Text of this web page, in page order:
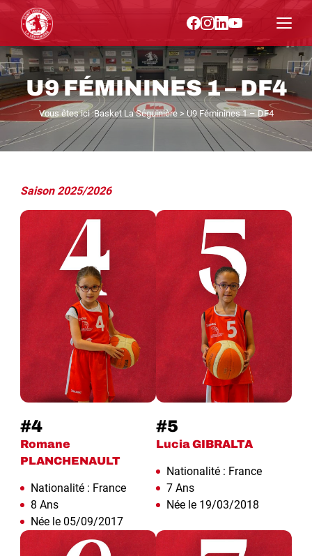
U9 FÉMININES 1 – DF4
Vous êtes ici :Basket La Séguinière>U9 Féminines 1 – DF4
Saison 2025/2026
#4
Romane
PLANCHENAULT
Nationalité : France
8 Ans
Née le 05/09/2017
#5
Lucia GIBRALTA
Nationalité : France
7 Ans
Née le 19/03/2018